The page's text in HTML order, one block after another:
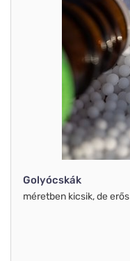
Golyócskák
méretben kicsik, de